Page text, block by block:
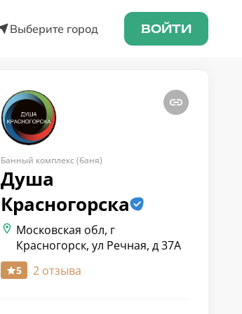
Выберите город ВОЙТИ
Банный комплекс (баня)
Душа
Красногорска
Московская обл, г
Красногорск, ул Речная, д 37А
5 2 отзыва